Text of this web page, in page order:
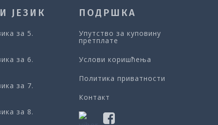
ЈЕЗИК
за 5.
за 6.
за 7.
за 8.
ПОДРШКА
Упутство за куповину
претплате
Услови коришћења
Политика приватности
Контакт